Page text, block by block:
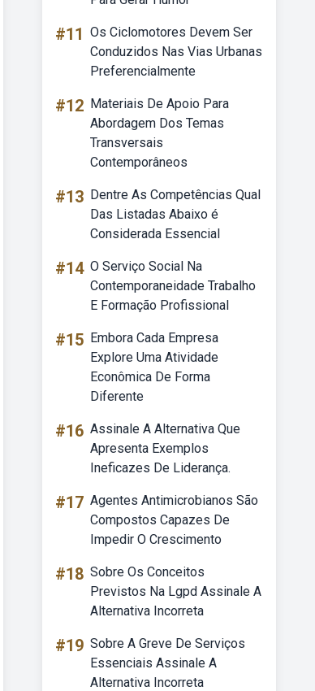
#11 Os Ciclomotores Devem Ser
Conduzidos Nas Vias Urbanas
Preferencialmente
#12 Materiais De Apoio Para
Abordagem Dos Temas
Transversais
Contemporâneos
#13 Dentre As Competências Qual
Das Listadas Abaixo é
Considerada Essencial
#14 O Serviço Social Na
Contemporaneidade Trabalho
E Formação Profissional
#15 Embora Cada Empresa
Explore Uma Atividade
Econômica De Forma
Diferente
#16 Assinale A Alternativa Que
Apresenta Exemplos
Ineficazes De Liderança.
#17 Agentes Antimicrobianos São
Compostos Capazes De
Impedir O Crescimento
#18 Sobre Os Conceitos
Previstos Na Lgpd Assinale A
Alternativa Incorreta
#19 Sobre A Greve De Serviços
Essenciais Assinale A
Alternativa Incorreta